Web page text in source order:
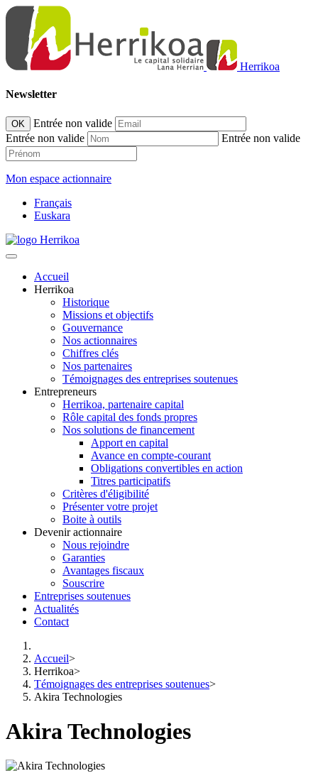
Herrikoa
Newsletter
OK
Entrée non valide
Entrée non valide
Entrée non valide
Mon espace actionnaire
Français
Euskara
Accueil
Herrikoa
Historique
Missions et objectifs
Gouvernance
Nos actionnaires
Chiffres clés
Nos partenaires
Témoignages des entreprises soutenues
Entrepreneurs
Herrikoa, partenaire capital
Rôle capital des fonds propres
Nos solutions de financement
Apport en capital
Avance en compte-courant
Obligations convertibles en action
Titres participatifs
Critères d'éligibilité
Présenter votre projet
Boite à outils
Devenir actionnaire
Nous rejoindre
Garanties
Avantages fiscaux
Souscrire
Entreprises soutenues
Actualités
Contact
Accueil>
Herrikoa>
Témoignages des entreprises soutenues>
Akira Technologies
Akira Technologies